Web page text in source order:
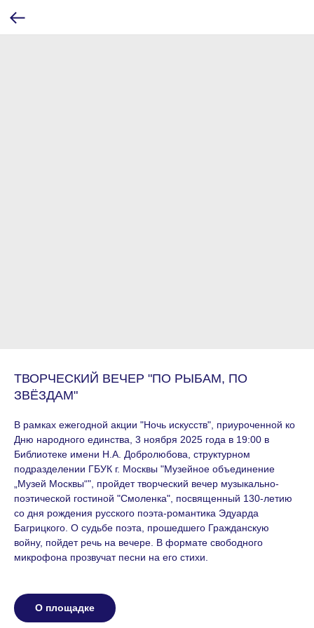
ТВОРЧЕСКИЙ ВЕЧЕР "ПО РЫБАМ, ПО
ЗВЁЗДАМ"
В рамках ежегодной акции "Ночь искусств", приуроченной ко
Дню народного единства, 3 ноября 2025 года в 19:00 в
Библиотеке имени Н.А. Добролюбова, структурном
подразделении ГБУК г. Москвы "Музейное объединение
„Музей Москвы“", пройдет творческий вечер музыкально-
поэтической гостиной "Смоленка", посвященный 130-летию
со дня рождения русского поэта-романтика Эдуарда
Багрицкого. О судьбе поэта, прошедшего Гражданскую
войну, пойдет речь на вечере. В формате свободного
микрофона прозвучат песни на его стихи.
О площадке